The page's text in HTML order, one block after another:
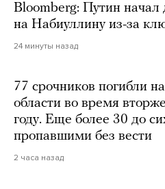
Bloomberg: Путин начал
на Набиуллину из-за
24 минуты назад
77 срочников погибли
области во время
году. Еще более 30 до
пропавшими без вести
2 часа назад